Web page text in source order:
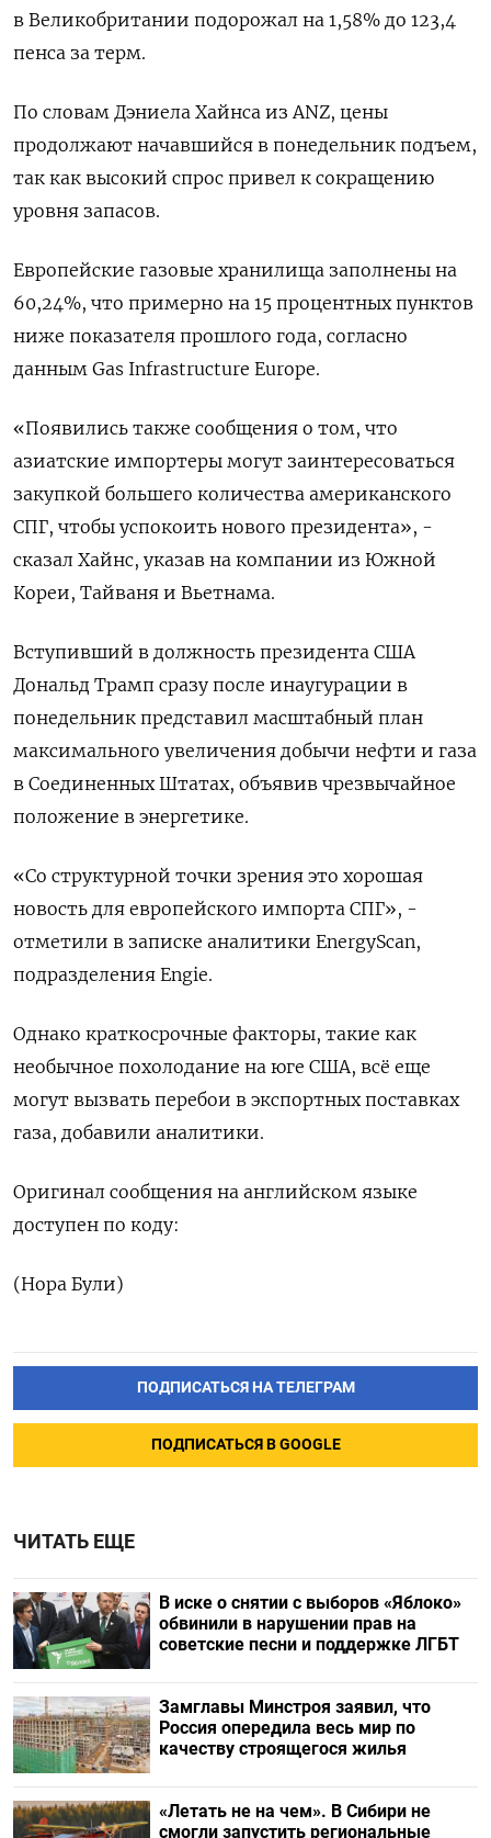
в Великобритании подорожал на 1,58% до 123,4
пенса за терм.
По словам Дэниела Хайнса из ANZ, цены
продолжают начавшийся в понедельник подъем,
так как высокий спрос привел к сокращению
уровня запасов.
Европейские газовые хранилища заполнены на
60,24%, что примерно на 15 процентных пунктов
ниже показателя прошлого года, согласно
данным Gas Infrastructure Europe.
«Появились также сообщения о том, что
азиатские импортеры могут заинтересоваться
закупкой большего количества американского
СПГ, чтобы успокоить нового президента», -
сказал Хайнс, указав на компании из Южной
Кореи, Тайваня и Вьетнама.
Вступивший в должность президента США
Дональд Трамп сразу после инаугурации в
понедельник представил масштабный план
максимального увеличения добычи нефти и газа
в Соединенных Штатах, объявив чрезвычайное
положение в энергетике.
«Со структурной точки зрения это хорошая
новость для европейского импорта СПГ», -
отметили в записке аналитики EnergyScan,
подразделения Engie.
Однако краткосрочные факторы, такие как
необычное похолодание на юге США, всё еще
могут вызвать перебои в экспортных поставках
газа, добавили аналитики.
Оригинал сообщения на английском языке
доступен по коду:
(Нора Були)
ПОДПИСАТЬСЯ НА ТЕЛЕГРАМ
ПОДПИСАТЬСЯ В GOOGLE
ЧИТАТЬ ЕЩЕ
В иске о снятии с выборов «Яблоко»
обвинили в нарушении прав на
советские песни и поддержке ЛГБТ
Замглавы Минстроя заявил, что
Россия опередила весь мир по
качеству строящегося жилья
«Летать не на чем». В Сибири не
смогли запустить региональные